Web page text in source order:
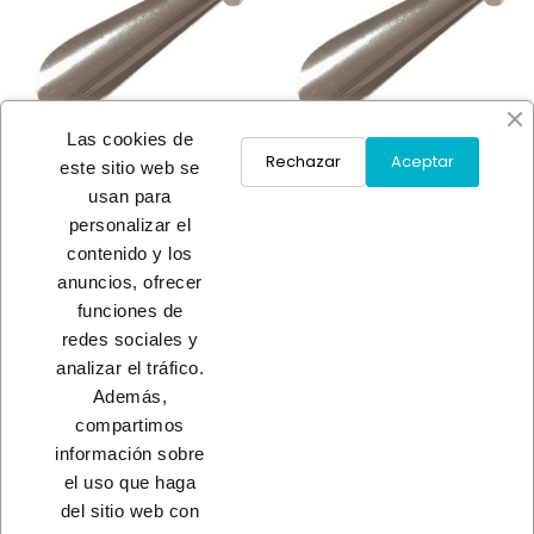
CALZADOR NIQUEL
A consultar
Las cookies de
este sitio web se
usan para
personalizar el
contenido y los
anuncios, ofrecer
funciones de
redes sociales y
analizar el tráfico.
Además,
compartimos
información sobre
el uso que haga
del sitio web con
Aceptar
Rechazar